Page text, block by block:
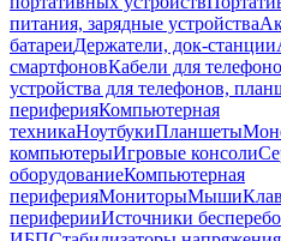
питания, зарядные устройства
батареиДержатели, док-станции
смартфоновКабели для
устройства для телефонов,
периферияКомпьютерная
техникаНоутбукиПланшеты
компьютерыИгровые консоли
оборудованиеКомпьютерная
периферияМониторыМыши
периферииИсточники